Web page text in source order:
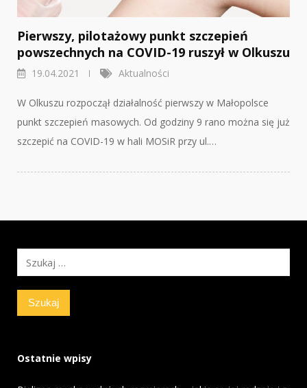
Pierwszy, pilotażowy punkt szczepień
powszechnych na COVID-19 ruszył w Olkuszu
19.04.2021 Aktualności
W Olkuszu rozpoczął działalność pierwszy w Małopolsce
punkt szczepień masowych. Od godziny 9 rano można się już
szczepić na COVID-19 w hali MOSiR przy ul.…
Szukaj:
Ostatnie wpisy